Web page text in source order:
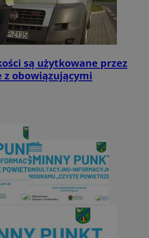
są użytkowane przez
z obowiązującymi